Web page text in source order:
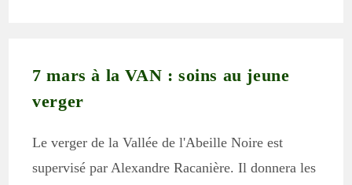
7 mars à la VAN : soins au jeune
verger
Le verger de la Vallée de l'Abeille Noire est
supervisé par Alexandre Racanière. Il donnera les